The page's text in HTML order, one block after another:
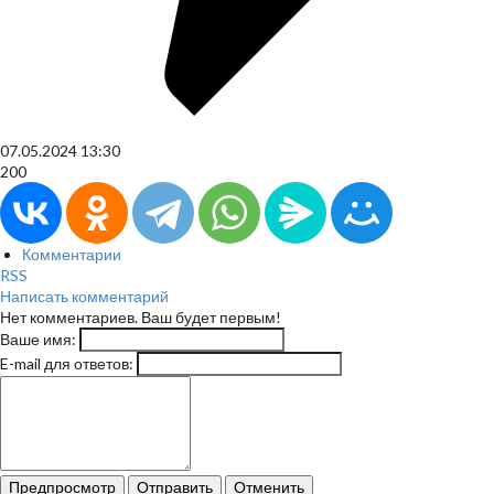
07.05.2024 13:30
200
Комментарии
RSS
Написать комментарий
Нет комментариев. Ваш будет первым!
Ваше имя:
E-mail для ответов:
Предпросмотр Отправить Отменить